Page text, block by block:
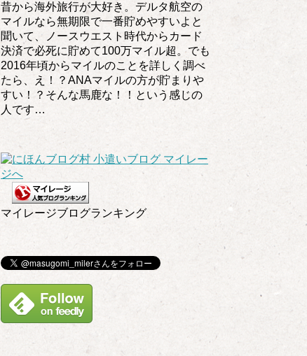
昔から海外旅行が大好き。デルタ航空の
マイルなら無期限で一番貯めやすいよと
聞いて、ノースウエスト時代からカード
決済で必死に貯めて100万マイル超。でも
2016年頃からマイルのことを詳しく調べ
たら、え！？ANAマイルの方が貯まりや
すい！？そんな馬鹿な！！という感じの
人です…
マイレージブログランキング